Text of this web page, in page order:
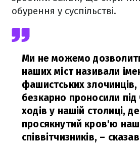
обурення у суспільстві.
Ми не можемо
наших міст називали
фашистських злочинців,
безкарно проносили
ходів у нашій столиці,
просякнутий кров'ю
співвітчизників, –